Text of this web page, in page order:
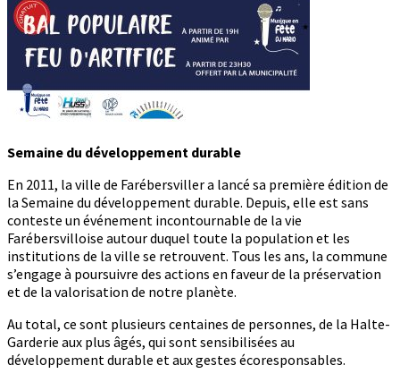
Semaine du développement durable
En 2011, la ville de Farébersviller a lancé sa première édition de
la Semaine du développement durable. Depuis, elle est sans
conteste un événement incontournable de la vie
Farébersvilloise autour duquel toute la population et les
institutions de la ville se retrouvent. Tous les ans, la commune
s’engage à poursuivre des actions en faveur de la préservation
et de la valorisation de notre planète.
Au total, ce sont plusieurs centaines de personnes, de la Halte-
Garderie aux plus âgés, qui sont sensibilisées au
développement durable et aux gestes écoresponsables.